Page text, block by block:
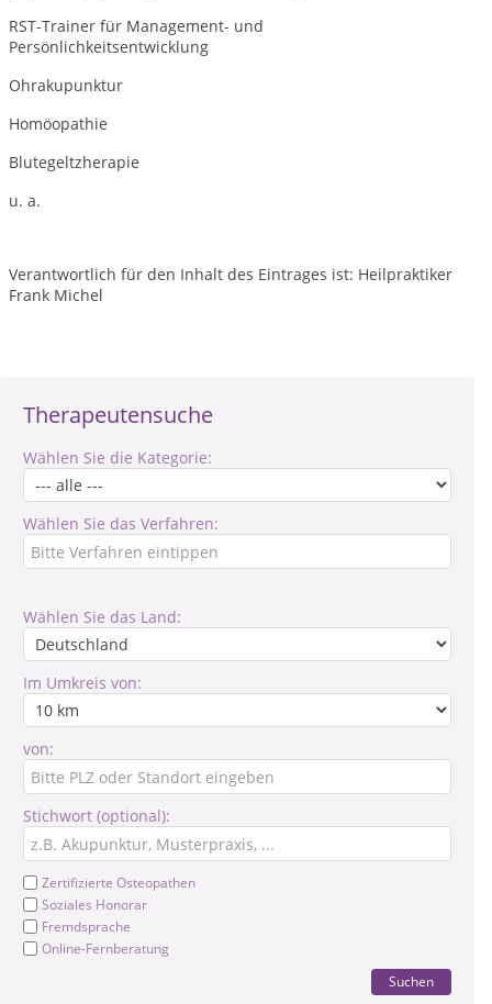
Therapeutensuche
Wählen Sie die Kategorie:
Wählen Sie das Verfahren:
Wählen Sie das Land:
Im Umkreis von:
von:
Stichwort (optional):
Zertifizierte Osteopathen
Soziales Honorar
Fremdsprache
Online-Fernberatung
Suchen
RST-Trainer für Management- und
Persönlichkeitsentwicklung
Ohrakupunktur
Homöopathie
Blutegeltzherapie
u. a.
Verantwortlich für den Inhalt des Eintrages ist: Heilpraktiker
Frank Michel